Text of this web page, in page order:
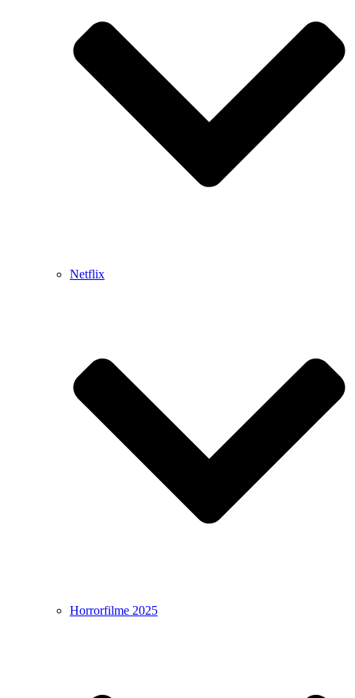
Netflix
Horrorfilme 2025